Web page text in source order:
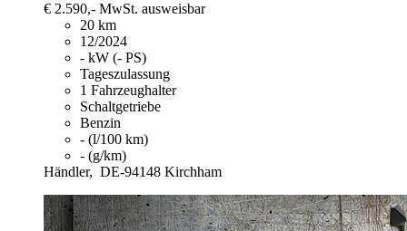
€ 2.590,- MwSt. ausweisbar
20 km
12/2024
- kW (- PS)
Tageszulassung
1 Fahrzeughalter
Schaltgetriebe
Benzin
- (l/100 km)
- (g/km)
Händler, DE-94148 Kirchham